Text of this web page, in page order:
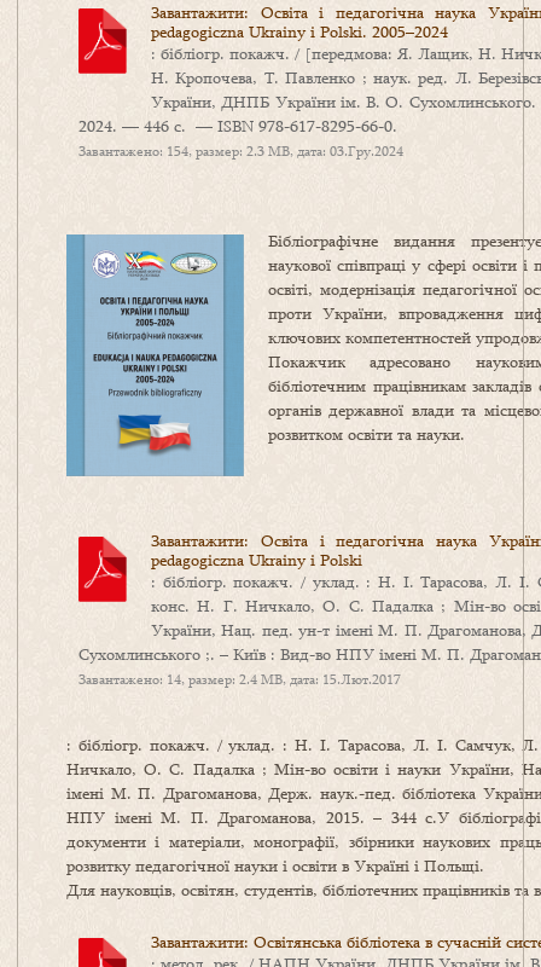
Завантажити: Освіта і педагогічна наука
pedagogiczna Ukrainy i Polski. 2005–2024
: бібліогр. покажч. / [передмова: Я. Лащик, Н.
Н. Кропочева, Т. Павленко ; наук. ред. Л.
України, ДНПБ України ім. В. О.
2024. — 446 c. — ISBN 978-617-8295-66-0.
Завантажено: 154, размер: 2.3 MB, дата: 03.Гру.2024
Бібліографічне видання
наукової співпраці у сфері освіти і
освіті, модернізація педагогічної
проти України, впровадження
ключових компетентностей
Покажчик адресовано
бібліотечним працівникам
органів державної влади та
розвитком освіти та науки.
Завантажити: Освіта і педагогічна наука
pedagogiczna Ukrainy i Polski
: бібліогр. покажч. / уклад. : Н. І. Тарасова,
конс. Н. Г. Ничкало, О. С. Падалка ; Мін-во
України, Нац. пед. ун-т імені М. П. Драгоманова,
Сухомлинського ;. – Київ : Вид-во НПУ імені М. П.
Завантажено: 14, размер: 2.4 MB, дата: 15.Лют.2017
: бібліогр. покажч. / уклад. : Н. І. Тарасова, Л. І.
Ничкало, О. С. Падалка ; Мін-во освіти і науки України,
імені М. П. Драгоманова, Держ. наук.-пед. бібліотека
НПУ імені М. П. Драгоманова, 2015. – 344 с.У
документи і матеріали, монографії, збірники наукових
розвитку педагогічної науки і освіти в Україні і Польщі.
Для науковців, освітян, студентів, бібліотечних працівників
Завантажити: Освітянська бібліотека в сучасній